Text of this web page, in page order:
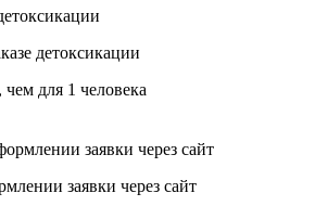
детоксикации
для 1 человека
заявки через сайт